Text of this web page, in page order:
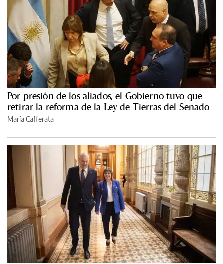
Por presión de los aliados, el Gobierno tuvo que
retirar la reforma de la Ley de Tierras del Senado
María Cafferata